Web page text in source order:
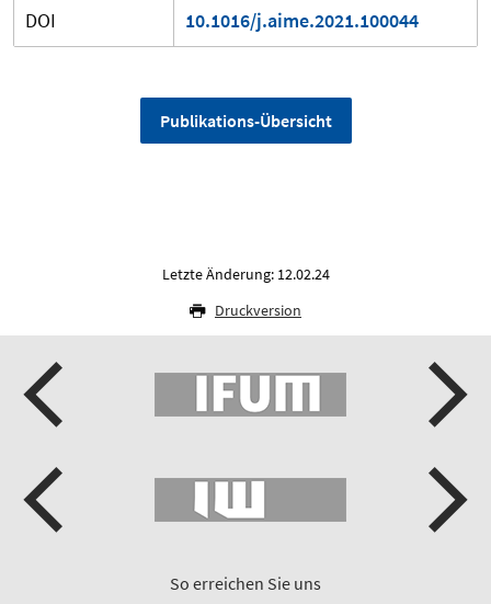
DOI 10.1016/j.aime.2021.100044
Publikations-Übersicht
Letzte Änderung: 12.02.24
Druckversion
So erreichen Sie uns